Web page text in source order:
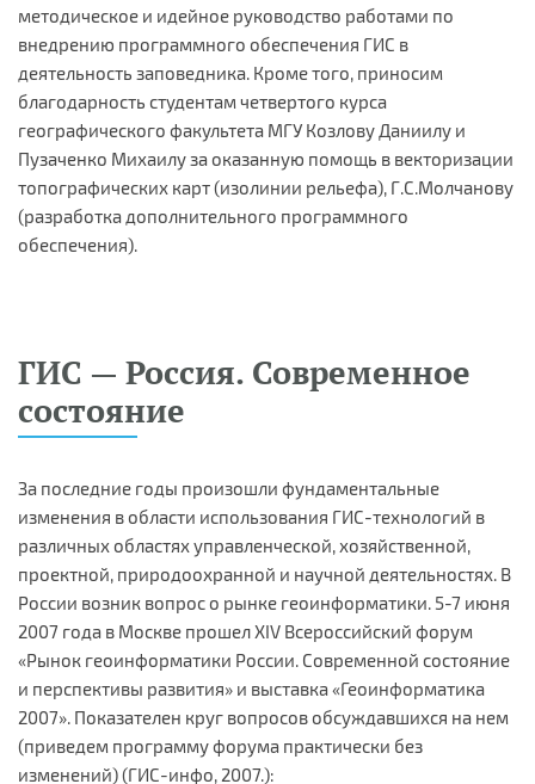
методическое и идейное руководство работами по
внедрению программного обеспечения ГИС в
деятельность заповедника. Кроме того, приносим
благодарность студентам четвертого курса
географического факультета МГУ Козлову Даниилу и
Пузаченко Михаилу за оказанную помощь в векторизации
топографических карт (изолинии рельефа), Г.С.Молчанову
(разработка дополнительного программного
обеспечения).
ГИС — Россия. Современное
состояние
За последние годы произошли фундаментальные
изменения в области использования ГИС-технологий в
различных областях управленческой, хозяйственной,
проектной, природоохранной и научной деятельностях. В
России возник вопрос о рынке геоинформатики. 5-7 июня
2007 года в Москве прошел XIV Всероссийский форум
«Рынок геоинформатики России. Современной состояние
и перспективы развития» и выставка «Геоинформатика
2007». Показателен круг вопросов обсуждавшихся на нем
(приведем программу форума практически без
изменений) (ГИС-инфо, 2007.):